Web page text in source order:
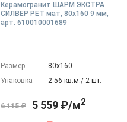
Керамогранит ШАРМ ЭКСТРА
СИЛВЕР РЕТ мат, 80x160 9 мм,
арт. 610010001689
Размер
80х160
Упаковка
2.56 кв.м./ 2 шт.
6 115 ₽ 5 559 ₽/м2